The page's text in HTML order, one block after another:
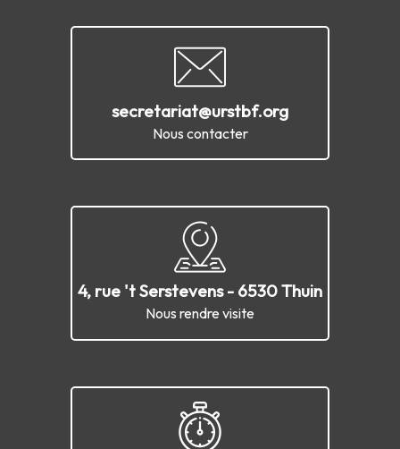
secretariat@urstbf.org
Nous contacter
4, rue 't Serstevens - 6530 Thuin
Nous rendre visite